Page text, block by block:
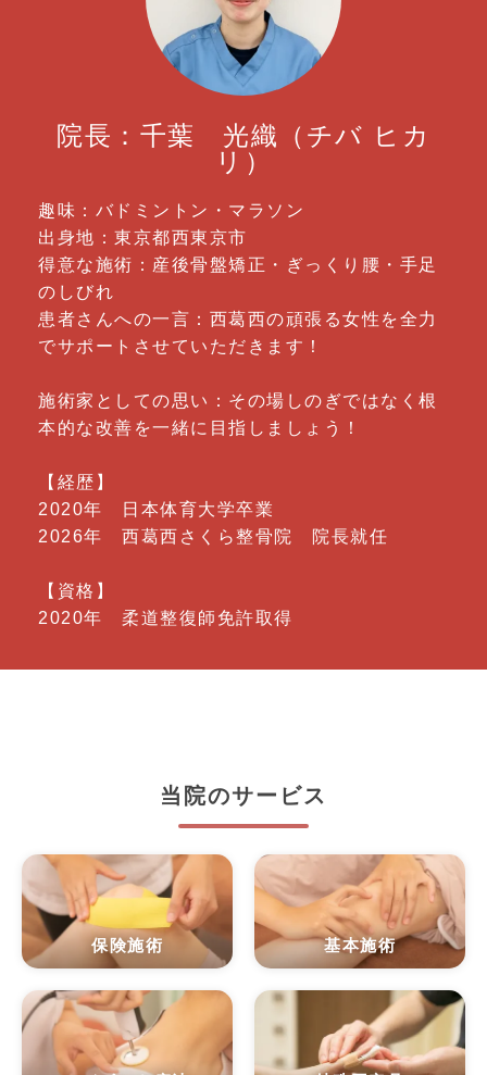
院長：千葉 光織（チバ ヒカ
リ）
趣味：バドミントン・マラソン
出身地：東京都西東京市
得意な施術：産後骨盤矯正・ぎっくり腰・手足
のしびれ
患者さんへの一言：西葛西の頑張る女性を全力
でサポートさせていただきます！
施術家としての思い：その場しのぎではなく根
本的な改善を一緒に目指しましょう！
【経歴】
2020年 日本体育大学卒業
2026年 西葛西さくら整骨院 院長就任
【資格】
2020年 柔道整復師免許取得
当院のサービス
保険施術 基本施術